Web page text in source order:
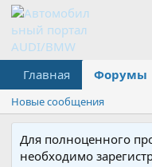
Главная Форумы
Новые сообщения
Для полноценного
необходимо